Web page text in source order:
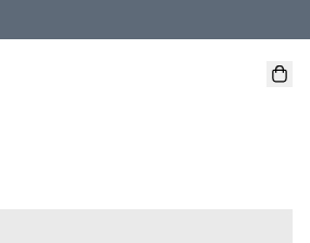
惠！（適用於 本地送貨、本地取貨 )